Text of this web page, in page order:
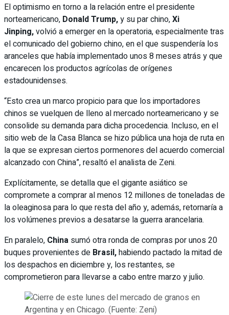
El optimismo en torno a la relación entre el presidente
norteamericano, Donald Trump,y su par chino,Xi
Jinping,volvió a emerger en la operatoria, especialmente tras
el comunicado del gobierno chino, en el que suspendería los
aranceles que había implementado unos 8 meses atrás y que
encarecen los productos agrícolas de orígenes
estadounidenses.
“Esto crea un marco propicio para que los importadores
chinos se vuelquen de lleno al mercado norteamericano y se
consolide su demanda para dicha procedencia. Incluso, en el
sitio web de la Casa Blanca se hizo pública una hoja de ruta en
la que se expresan ciertos pormenores del acuerdo comercial
alcanzado con China”, resaltó el analista de Zeni.
Explícitamente, se detalla que el gigante asiático se
compromete a comprar al menos 12 millones de toneladas de
la oleaginosa para lo que resta del año y, además, retornaría a
los volúmenes previos a desatarse la guerra arancelaria.
En paralelo, China sumó otra ronda de compras por unos 20
buques provenientes de Brasil,habiendo pactado la mitad de
los despachos en diciembre y, los restantes, se
comprometieron para llevarse a cabo entre marzo y julio.